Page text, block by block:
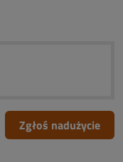
Zgłoś nadużycie